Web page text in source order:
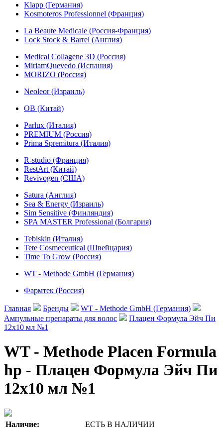
Klapp (Германия)
Kosmoteros Professionnel (Франция)
La Beaute Medicale (Россия-Франция)
Lock Stock & Barrel (Англия)
Medical Collagene 3D (Россия)
MiriamQuevedo (Испания)
MORIZO (Россия)
Neoleor (Израиль)
OB (Китай)
Parlux (Италия)
PREMIUM (Россия)
Prima Spremitura (Италия)
R-studio (Франция)
RestArt (Китай)
Revivogen (США)
Satura (Англия)
Sea & Energy (Израиль)
Sim Sensitive (Финляндия)
SPA MASTER Professional (Болгария)
Tebiskin (Италия)
Tete Cosmeceutical (Швейцария)
Time To Grow (Россия)
WT - Methode GmbH (Германия)
Фармтек (Россия)
Главная Бренды
WT - Methode GmbH (Германия)
Ампульные препараты для волос
Плацен Формула Эйч Пи
12х10 мл №1
WT - Methode Placen Formula
hp - Плацен Формула Эйч Пи
12х10 мл №1
Наличие:
ЕСТЬ В НАЛИЧИИ